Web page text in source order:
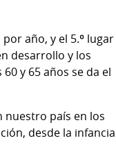
año, y el 5.º lugar
desarrollo y los
y 65 años se da el
nuestro país en los
desde la infancia